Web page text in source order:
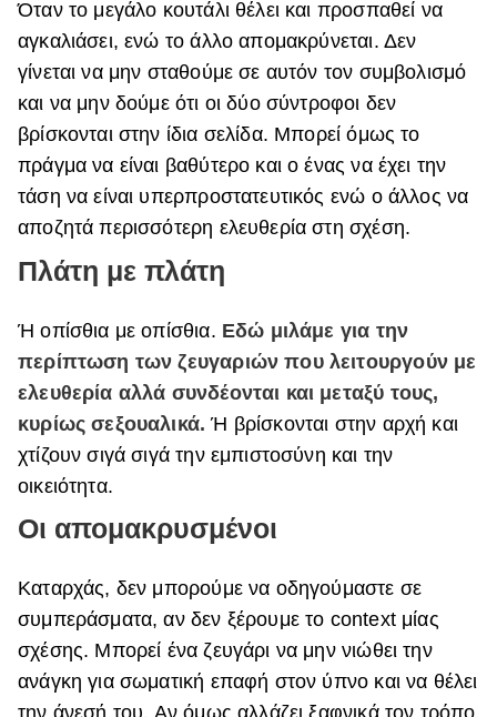
Όταν το μεγάλο κουτάλι θέλει και προσπαθεί να
αγκαλιάσει, ενώ το άλλο απομακρύνεται. Δεν
γίνεται να μην σταθούμε σε αυτόν τον συμβολισμό
και να μην δούμε ότι οι δύο σύντροφοι δεν
βρίσκονται στην ίδια σελίδα. Μπορεί όμως το
πράγμα να είναι βαθύτερο και ο ένας να έχει την
τάση να είναι υπερπροστατευτικός ενώ ο άλλος να
αποζητά περισσότερη ελευθερία στη σχέση.
Πλάτη με πλάτη
Ή οπίσθια με οπίσθια. Εδώ μιλάμε για την
περίπτωση των ζευγαριών που λειτουργούν με
ελευθερία αλλά συνδέονται και μεταξύ τους,
κυρίως σεξουαλικά. Ή βρίσκονται στην αρχή και
χτίζουν σιγά σιγά την εμπιστοσύνη και την
οικειότητα.
Οι απομακρυσμένοι
Καταρχάς, δεν μπορούμε να οδηγούμαστε σε
συμπεράσματα, αν δεν ξέρουμε το context μίας
σχέσης. Μπορεί ένα ζευγάρι να μην νιώθει την
ανάγκη για σωματική επαφή στον ύπνο και να θέλει